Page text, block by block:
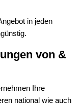
in jeden
von &
Ihre
national wie auch